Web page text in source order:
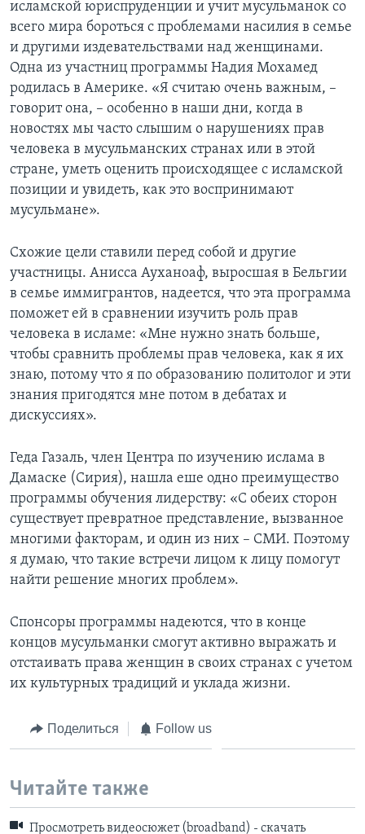
исламской юриспруденции и учит мусульманок со
всего мира бороться с проблемами насилия в семье
и другими издевательствами над женщинами.
Одна из участниц программы Надия Мохамед
родилась в Америке. «Я считаю очень важным, –
говорит она, – особенно в наши дни, когда в
новостях мы часто слышим о нарушениях прав
человека в мусульманских странах или в этой
стране, уметь оценить происходящее с исламской
позиции и увидеть, как это воспринимают
мусульмане».
Схожие цели ставили перед собой и другие
участницы. Анисса Ауханоаф, выросшая в Бельгии
в семье иммигрантов, надеется, что эта программа
поможет ей в сравнении изучить роль прав
человека в исламе: «Мне нужно знать больше,
чтобы сравнить проблемы прав человека, как я их
знаю, потому что я по образованию политолог и эти
знания пригодятся мне потом в дебатах и
дискуссиях».
Геда Газаль, член Центра по изучению ислама в
Дамаске (Сирия), нашла еше одно преимущество
программы обучения лидерству: «С обеих сторон
существует превратное представление, вызванное
многими факторам, и один из них – СМИ. Поэтому
я думаю, что такие встречи лицом к лицу помогут
найти решение многих проблем».
Спонсоры программы надеются, что в конце
концов мусульманки смогут активно выражать и
отстаивать права женщин в своих странах с учетом
их культурных традиций и уклада жизни.
Поделиться Follow us
Читайте также
Просмотреть видеосюжет (broadband) - скачать